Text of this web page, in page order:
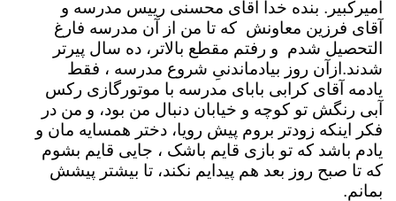
امیرکبیر. بنده خدا آقای محسنی رییس مدرسه و
آقای فرزین معاونش که تا من از آن مدرسه فارغ
التحصیل شدم و رفتم مقطع بالاتر، ده سال پیرتر
شدند.ازآن روز بیادماندنیِ شروع مدرسه ، فقط
یادمه آقای کرابی بابای مدرسه با موتورگازی رکس
آبی رنگش تو کوچه و خیابان دنبال من بود، و من در
فکر اینکه زودتر بروم پیش رویا، دختر همسایه مان و
یادم باشد که تو بازی قایم باشک ، جایی قایم بشوم
که تا صبح روز بعد هم پیدایم نکند، تا بیشتر پیشش
بمانم.